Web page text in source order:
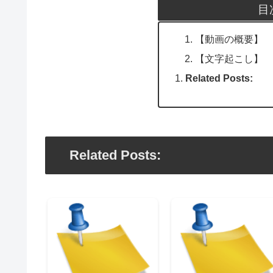
目
【動画の概要】
【文字起こし】
Related Posts:
Related Posts: